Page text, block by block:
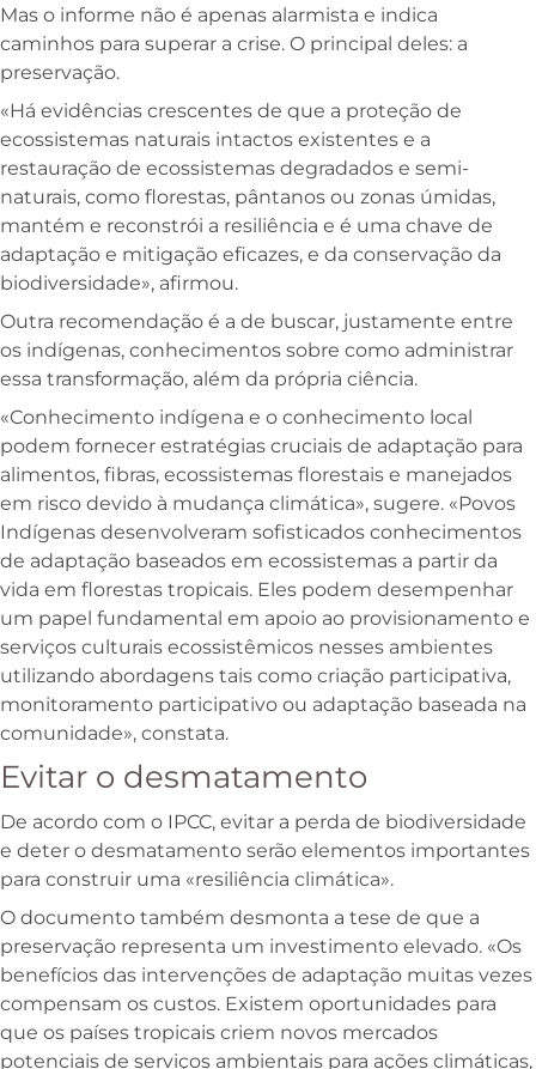
Mas o informe não é apenas alarmista e indica
caminhos para superar a crise. O principal deles: a
preservação.
«Há evidências crescentes de que a proteção de
ecossistemas naturais intactos existentes e a
restauração de ecossistemas degradados e semi-
naturais, como florestas, pântanos ou zonas úmidas,
mantém e reconstrói a resiliência e é uma chave de
adaptação e mitigação eficazes, e da conservação da
biodiversidade», afirmou.
Outra recomendação é a de buscar, justamente entre
os indígenas, conhecimentos sobre como administrar
essa transformação, além da própria ciência.
«Conhecimento indígena e o conhecimento local
podem fornecer estratégias cruciais de adaptação para
alimentos, fibras, ecossistemas florestais e manejados
em risco devido à mudança climática», sugere. «Povos
Indígenas desenvolveram sofisticados conhecimentos
de adaptação baseados em ecossistemas a partir da
vida em florestas tropicais. Eles podem desempenhar
um papel fundamental em apoio ao provisionamento e
serviços culturais ecossistêmicos nesses ambientes
utilizando abordagens tais como criação participativa,
monitoramento participativo ou adaptação baseada na
comunidade», constata.
Evitar o desmatamento
De acordo com o IPCC, evitar a perda de biodiversidade
e deter o desmatamento serão elementos importantes
para construir uma «resiliência climática».
O documento também desmonta a tese de que a
preservação representa um investimento elevado. «Os
benefícios das intervenções de adaptação muitas vezes
compensam os custos. Existem oportunidades para
que os países tropicais criem novos mercados
potenciais de serviços ambientais para ações climáticas,